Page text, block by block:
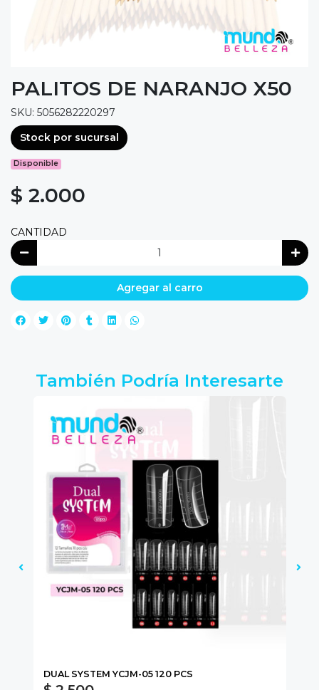
PALITOS DE NARANJO X50
SKU: 5056282220297
Stock por sucursal
Disponible
$ 2.000
CANTIDAD
Agregar al carro
También Podría Interesarte
DUAL SYSTEM YCJM-05 120 PCS